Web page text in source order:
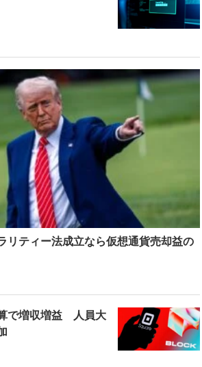
リティー法成立なら仮想通貨売却益の
で増収増益 人員大